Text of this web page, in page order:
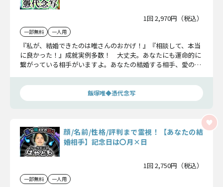
1回 2,970円（税込）
一部無料 一人用
『私が、結婚できたのは唯さんのおかげ！』『相談して、本当
に良かった！』成就実例多数！ 大丈夫。あなたにも運命的に
繋がっている相手がいますよ。あなたの結婚する相手、愛の運
ますね。
飯塚唯◆憑代念写
顔/名前/性格/評判まで霊視！【あなたの結
婚相手】記念日は〇月×日
1回 2,750円（税込）
一部無料 一人用